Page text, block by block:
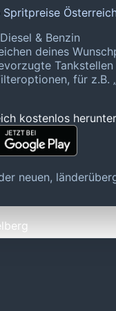
Spritpreise
& Benzin
deines
Tankstellen
für z.B.
kostenlos
neuen,